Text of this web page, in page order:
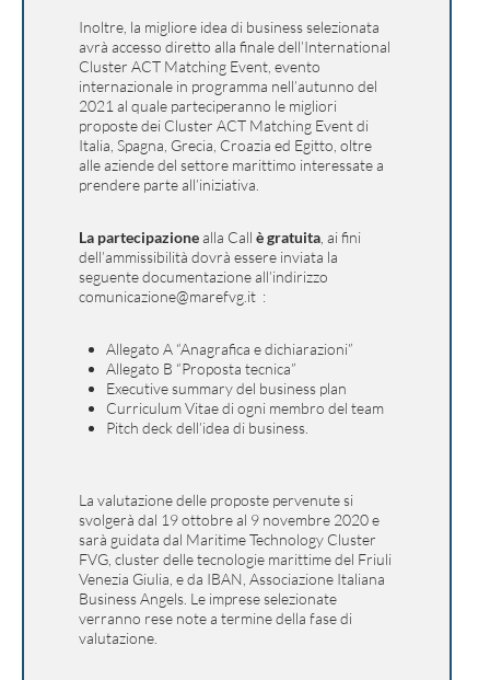
Inoltre, la migliore idea di business selezionata
avrà accesso diretto alla finale dell’International
Cluster ACT Matching Event, evento
internazionale in programma nell’autunno del
2021 al quale parteciperanno le migliori
proposte dei Cluster ACT Matching Event di
Italia, Spagna, Grecia, Croazia ed Egitto, oltre
alle aziende del settore marittimo interessate a
prendere parte all’iniziativa.
La partecipazionealla Call è gratuita , ai fini
dell’ammissibilità dovrà essere inviata la
seguente documentazione all’indirizzo
comunicazione@marefvg.it :
Allegato A “Anagrafica e dichiarazioni”
Allegato B “Proposta tecnica”
Executive summary del business plan
Curriculum Vitae di ogni membro del team
Pitch deck dell’idea di business.
La valutazione delle proposte pervenute si
svolgerà dal 19 ottobre al 9 novembre 2020 e
sarà guidata dal Maritime Technology Cluster
FVG, cluster delle tecnologie marittime del Friuli
Venezia Giulia, e da IBAN, Associazione Italiana
Business Angels. Le imprese selezionate
verranno rese note a termine della fase di
valutazione.